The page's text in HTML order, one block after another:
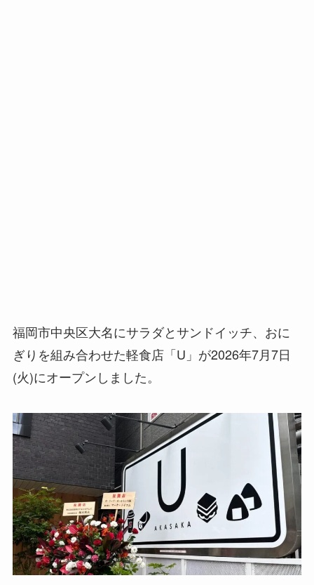
福岡市中央区大名にサラダとサンドイッチ、おに
ぎりを組み合わせた軽食店「U」が2026年7月7日
(火)にオープンしました。